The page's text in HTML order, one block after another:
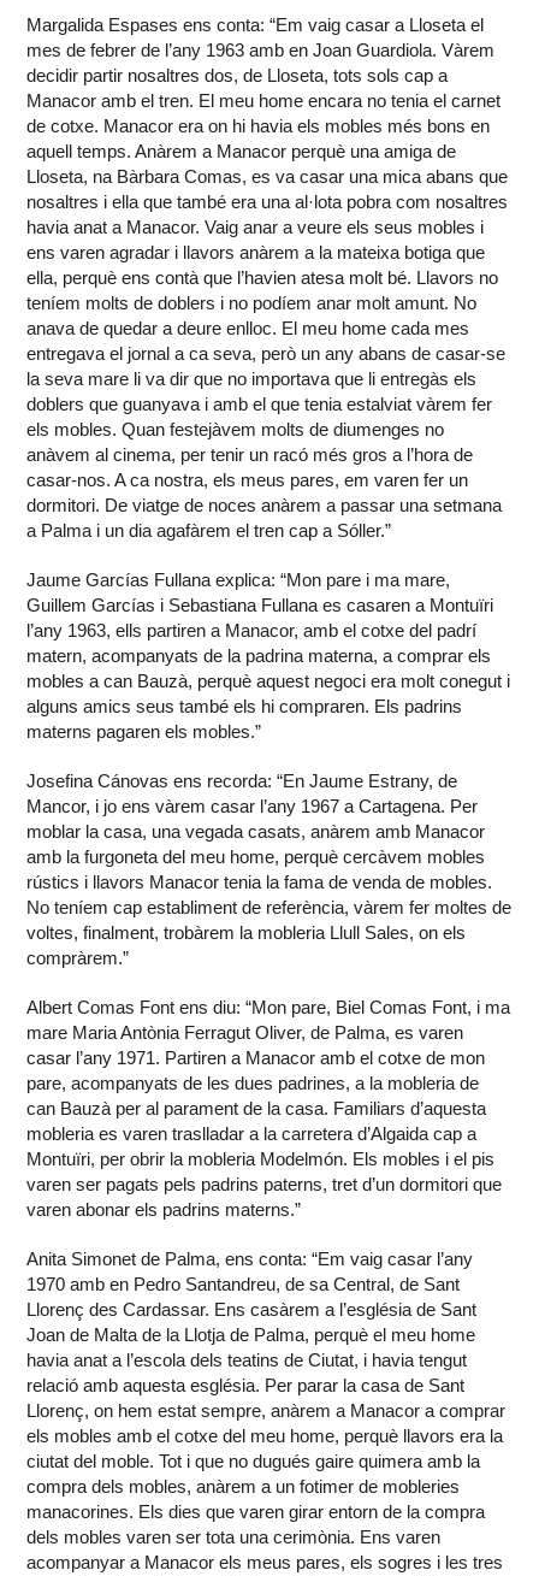
Margalida Espases ens conta: “Em vaig casar a Lloseta el
mes de febrer de l’any 1963 amb en Joan Guardiola. Vàrem
decidir partir nosaltres dos, de Lloseta, tots sols cap a
Manacor amb el tren. El meu home encara no tenia el carnet
de cotxe. Manacor era on hi havia els mobles més bons en
aquell temps. Anàrem a Manacor perquè una amiga de
Lloseta, na Bàrbara Comas, es va casar una mica abans que
nosaltres i ella que també era una al·lota pobra com nosaltres
havia anat a Manacor. Vaig anar a veure els seus mobles i
ens varen agradar i llavors anàrem a la mateixa botiga que
ella, perquè ens contà que l’havien atesa molt bé. Llavors no
teníem molts de doblers i no podíem anar molt amunt. No
anava de quedar a deure enlloc. El meu home cada mes
entregava el jornal a ca seva, però un any abans de casar-se
la seva mare li va dir que no importava que li entregàs els
doblers que guanyava i amb el que tenia estalviat vàrem fer
els mobles. Quan festejàvem molts de diumenges no
anàvem al cinema, per tenir un racó més gros a l’hora de
casar-nos. A ca nostra, els meus pares, em varen fer un
dormitori. De viatge de noces anàrem a passar una setmana
a Palma i un dia agafàrem el tren cap a Sóller.”
Jaume Garcías Fullana explica: “Mon pare i ma mare,
Guillem Garcías i Sebastiana Fullana es casaren a Montuïri
l’any 1963, ells partiren a Manacor, amb el cotxe del padrí
matern, acompanyats de la padrina materna, a comprar els
mobles a can Bauzà, perquè aquest negoci era molt conegut i
alguns amics seus també els hi compraren. Els padrins
materns pagaren els mobles.”
Josefina Cánovas ens recorda: “En Jaume Estrany, de
Mancor, i jo ens vàrem casar l’any 1967 a Cartagena. Per
moblar la casa, una vegada casats, anàrem amb Manacor
amb la furgoneta del meu home, perquè cercàvem mobles
rústics i llavors Manacor tenia la fama de venda de mobles.
No teníem cap establiment de referència, vàrem fer moltes de
voltes, finalment, trobàrem la mobleria Llull Sales, on els
compràrem.”
Albert Comas Font ens diu: “Mon pare, Biel Comas Font, i ma
mare Maria Antònia Ferragut Oliver, de Palma, es varen
casar l’any 1971. Partiren a Manacor amb el cotxe de mon
pare, acompanyats de les dues padrines, a la mobleria de
can Bauzà per al parament de la casa. Familiars d’aquesta
mobleria es varen traslladar a la carretera d’Algaida cap a
Montuïri, per obrir la mobleria Modelmón. Els mobles i el pis
varen ser pagats pels padrins paterns, tret d’un dormitori que
varen abonar els padrins materns.”
Anita Simonet de Palma, ens conta: “Em vaig casar l’any
1970 amb en Pedro Santandreu, de sa Central, de Sant
Llorenç des Cardassar. Ens casàrem a l’església de Sant
Joan de Malta de la Llotja de Palma, perquè el meu home
havia anat a l’escola dels teatins de Ciutat, i havia tengut
relació amb aquesta església. Per parar la casa de Sant
Llorenç, on hem estat sempre, anàrem a Manacor a comprar
els mobles amb el cotxe del meu home, perquè llavors era la
ciutat del moble. Tot i que no dugués gaire quimera amb la
compra dels mobles, anàrem a un fotimer de mobleries
manacorines. Els dies que varen girar entorn de la compra
dels mobles varen ser tota una cerimònia. Ens varen
acompanyar a Manacor els meus pares, els sogres i les tres